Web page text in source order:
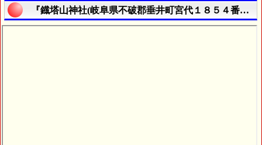
『鐡塔山神社(岐阜県不破郡垂井町宮代１８５４番地)